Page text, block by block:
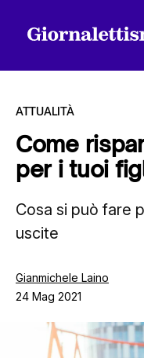
Tutti gli articoli
Chi siamo
Contatti
ATTUALITÀ
Come
per i tuoi
Cosa si può fare
uscite
Gianmichele Laino
24 Mag 2021